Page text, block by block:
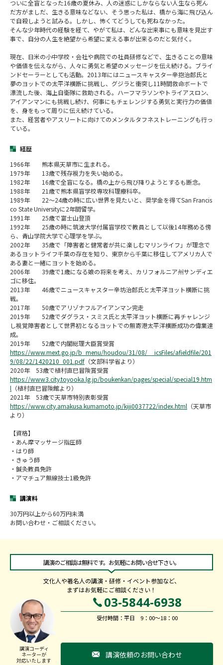
ついに全盲となった16歳の夏休み、人の迷惑にしかならない人生なら死ん
だ方がましだ、生きる意味などない、そう思った私は、橋から海に飛び込ん
で自殺しようと試みる。しかし、怖くてどうしても死ねなかった。
そんな少年時代の経験を経て、やがて私は、どんな出来事にも意味を見出す
事で、自分の人生を絶望から希望に変える事が出来るのだと気付く。
現在、日米の小中学校・会社や病院での社員研修などで、生きることの意味
や価値を伝えながら、人々に勇気と希望のメッセージを伝え続ける。ブライ
ンドセーラーとしても活動。2013年にはニュースキャスター辛抱治郎氏と
夢のヨットでの太平洋横断に挑戦し、グジラと衝突し11時間救命ボートで
漂流した後、海上自衛隊に救助される。ハーフマラソンやトライアスロン、
アイアンマンにも挑戦し続け、何事にもチェレンジする勇気と実行力の価値
を、身をもって周りに伝え続けている。
また、経営者やアスリートに向けてのメンタルタフネストレーニングも行っ
ている。
経歴
1966年 熊本県天草市に生まれる。
1979年 13歳で残存視力を失い始める。
1982年 16歳で全盲になる。橋の上から飛び降りようとするも断念。
1988年 21歳で熊本県盲学校専攻科理療科卒。
1989年 22～24歳の時に広い世界を見たいと、奨学金を得てSan Francis
co State Universityに2年間留学。
1991年 25歳で富士山登頂
1992年 25歳の時に筑波大学付属盲学校で教員として以後14年務める傍
ら、青山学院大学で心理学を学ぶ。
2002年 35歳で「障害者と健常者が共に楽しむマリンライフ」が理念で
あるヨットライフ千葉の存在を知り、東京から千葉に移住してアメリカ人で
ある妻と一緒にヨットを始める。
2006年 39歳で1歳になる娘の将来を考え、カリフォルニア州サンディエ
ゴに移住。
2013年 46歳でニュースキャスター辛坊治郎氏と太平洋ヨット横断に挑
戦。
2017年 50歳でアリゾナフルアイアンマン完走
2019年 52歳でダグラス・スミス氏と太平洋ヨット横断に再チャレンジ
し視覚障害者として世界初となるヨットでの無寄港太平洋横断成功の偉業達
成。
2019年 52歳で内閣総理大臣賞受賞
https://www.mext.go.jp/b_menu/houdou/31/08/__icsFiles/afieldfile/201
9/08/22/1420210_001.pdf （文部科学省より）
2020年 53歳で植村直巳冒険賞受賞
https://www3.city.toyooka.lg.jp/boukenkan/pages/special/special19.htm
l （植村直巳冒険館より）
2021年 53歳で天草市特別表彰受賞
https://www.city.amakusa.kumamoto.jp/kiji0037722/index.html （天草市
より）
【資格】
・あん摩マッサージ指圧師
・はり師
・きゅう師
・鍼灸教員免許
・アマチュア無線技士1級免許
講演料
30万円以上から60万円未満
お問い合わせ・ご相談ください。
講演のご相談は無料です。お気軽にお問い合せ下さい。
文化人や著名人の講演・研修・イベント参加など、
まずはお気軽にご相談ください！
講演コーディ
ネーターが
対応いたします
03-5844-6938
受付時間：平日 9：00～18：00
講演依頼のお問い合わせ